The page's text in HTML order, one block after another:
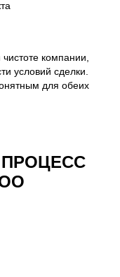
компании,
условий сделки.
для обеих